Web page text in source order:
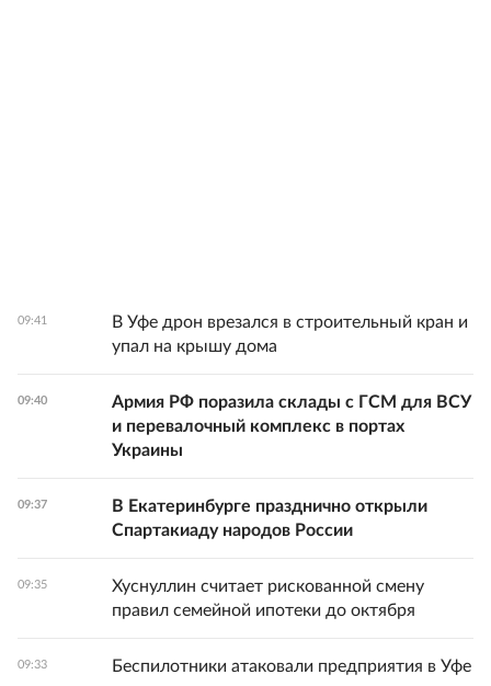
09:41
В Уфе дрон врезался в строительный кран и
упал на крышу дома
09:40
Армия РФ поразила склады с ГСМ для ВСУ
и перевалочный комплекс в портах
Украины
09:37
В Екатеринбурге празднично открыли
Спартакиаду народов России
09:35
Хуснуллин считает рискованной смену
правил семейной ипотеки до октября
09:33 Беспилотники атаковали предприятия в Уфе